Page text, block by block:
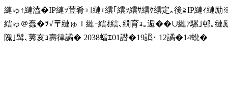
縺ゅ↑縺溘�IP縺ｯ荳肴ｭ｣縺ｪ繧｢繧ｯ繧ｻ繧ｹ繧定｡後≧IP縺ｨ縺
繧ゅ＠蠢�ｦ√〒縺ゅｌ縺ｰ繧ｵ繧､繝育ｮ｡逅��∪縺ｧ騾｣邨｡縺
隗｣髯､莠亥ｮ壽律譎� 2038蟷ｴ01譛�19譌･ 12譎�14蛻�